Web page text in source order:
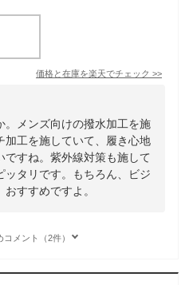
価格と在庫を楽天でチェック >>
。メンズ向けの撥水加工を施
加工を施していて、履き心地
ですね。紫外線対策も施して
ッタリです。もちろん、ビジ
すすめですよ。
メント（2件）